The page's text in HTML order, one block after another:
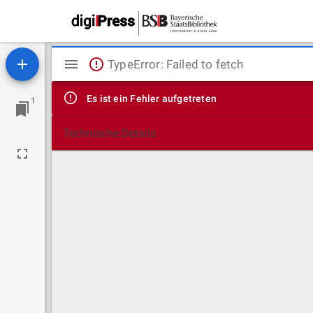
1
Mirador
Viewer
TypeError: Failed to fetch
Es ist ein Fehler aufgetreten
Technische Details